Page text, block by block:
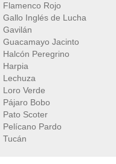
Flamenco Rojo
Gallo Inglés de Lucha
Gavilán
Guacamayo Jacinto
Halcón Peregrino
Harpia
Lechuza
Loro Verde
Pájaro Bobo
Pato Scoter
Pelícano Pardo
Tucán